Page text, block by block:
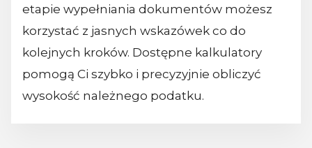
etapie wypełniania dokumentów możesz
korzystać z jasnych wskazówek co do
kolejnych kroków. Dostępne kalkulatory
pomogą Ci szybko i precyzyjnie obliczyć
wysokość należnego podatku.